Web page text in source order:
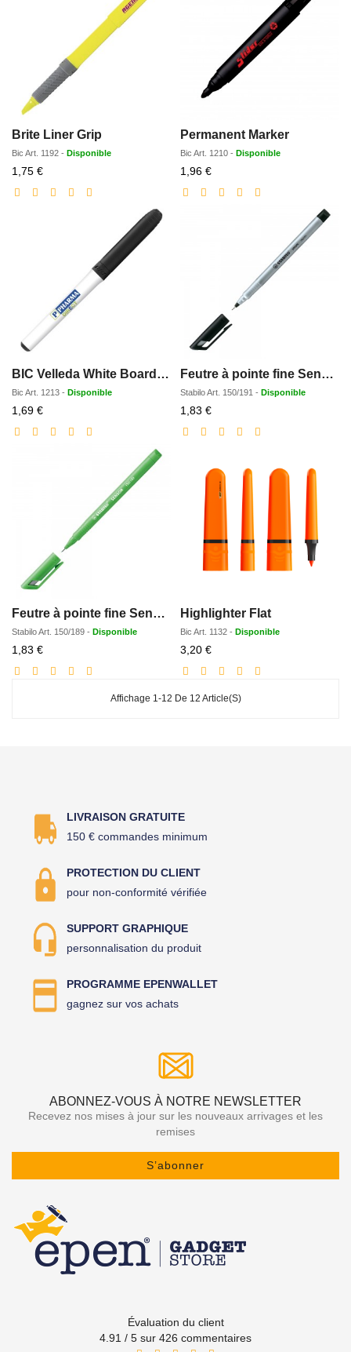
Brite Liner Grip
Bic Art. 1192 - Disponible
1,75 €Prix
réduit
Permanent Marker
Bic Art. 1210 - Disponible
1,96 €Prix
réduit
BIC Velleda White Board Marker Grip
Bic Art. 1213 - Disponible
1,69 €Prix
réduit
Feutre à pointe fine Sensor
StabiloArt. 150/191 - Disponible
1,83 €Prix
réduit
Feutre à pointe fine Sensor Colorful
StabiloArt. 150/189 - Disponible
1,83 €Prix
réduit
Highlighter Flat
Bic Art. 1132 - Disponible
3,20 €Prix
réduit
Affichage 1-12 De 12 Article(s)
LIVRAISON GRATUITE
150 € commandes minimum
PROTECTION DU CLIENT
pour non-conformité vérifiée
SUPPORT GRAPHIQUE
personnalisation du produit
PROGRAMME EPENWALLET
gagnez sur vos achats
ABONNEZ-VOUS À NOTRE NEWSLETTER
Recevez nos mises à jour sur les nouveaux arrivages et les
remises
S’abonner
Évaluation du client
4.91 / 5 sur 426 commentaires